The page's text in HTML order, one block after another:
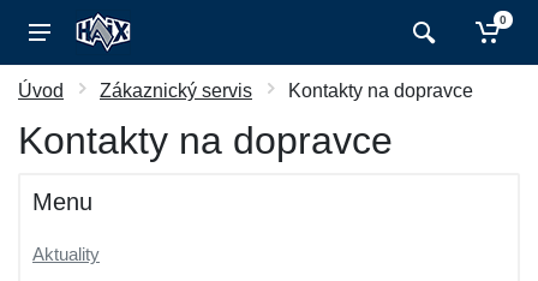
0
Úvod Zákaznický servis Kontakty na dopravce
Kontakty na dopravce
Menu
Aktuality